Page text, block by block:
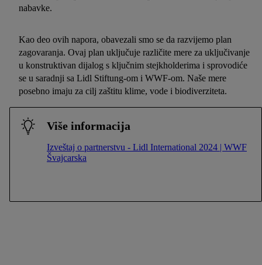
nabavke.
Kao deo ovih napora, obavezali smo se da razvijemo plan
zagovaranja. Ovaj plan uključuje različite mere za uključivanje
u konstruktivan dijalog s ključnim stejkholderima i sprovodiće
se u saradnji sa Lidl Stiftung-om i WWF-om. Naše mere
posebno imaju za cilj zaštitu klime, vode i biodiverziteta.
Više informacija
Izveštaj o partnerstvu - Lidl International 2024 | WWF
Švajcarska